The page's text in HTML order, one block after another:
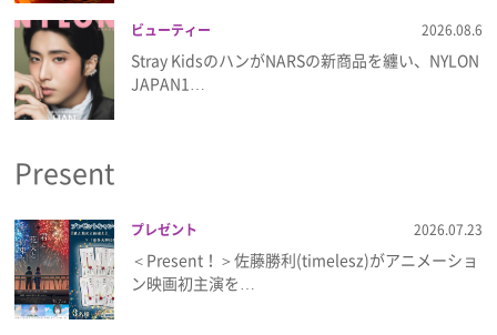
Emo!miuとは？
免責事項
プライバシーポリシー
利用規約
お問い合わせ
ビューティー 2026.08.6
Stray KidsのハンがNARSの新商品を纏い、NYLON
JAPAN1…
Present
プレゼント 2026.07.23
＜Present！＞佐藤勝利(timelesz)がアニメーショ
ン映画初主演を…